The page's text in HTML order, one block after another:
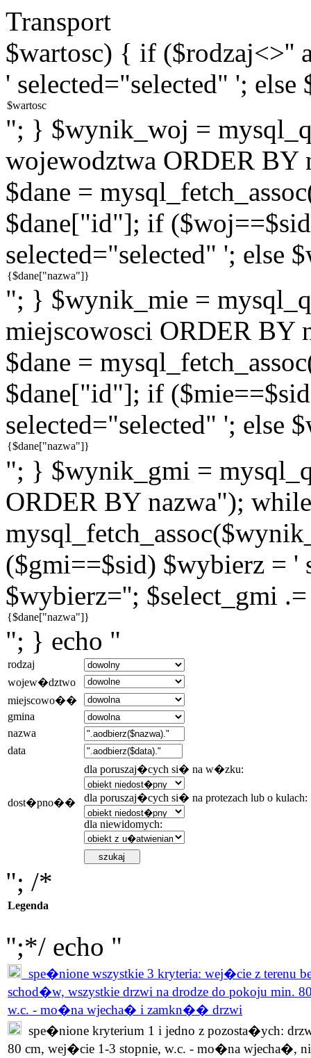
Transport
$wartosc) { if ($rodzaj<>''
' selected="selected" ';
"; } $wynik_woj =
wojewodztwa ORDER
$dane =
$dane["id"]; if
selected="selected" '; else
"; } $wynik_mie =
miejscowosci ORDER BY
$dane =
$dane["id"]; if
selected="selected" '; else
"; } $wynik_gmi =
ORDER BY nazwa");
($gmi==$sid) $wybierz = '
$wybierz=''; $select_gmi
"; } echo "
rodzaj
wojew�dztwo
miejscowo��
gmina
nazwa
data
dost�pno��
dla poruszaj�cych si� na w�zku:
dla poruszaj�cych si� na protezach lub o kulach:
dla niewidomych:
"; /*
Legenda
";*/ echo "
spe�nione wszystkie 3 kryteria: wej�cie z terenu
schod�w, wszystkie drzwi na drodze do pokoju min.
w.c. - mo�na wjecha� i zamkn�� drzwi
spe�nione kryterium 1 i jedno z pozosta�ych:
80 cm, wej�cie 1-3 stopnie, w.c. - mo�na wjecha�,